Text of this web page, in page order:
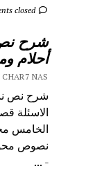
Comments closed
شرح نص
أحلام
CHAR7 NAS
شرح نص
الخامس
- ...